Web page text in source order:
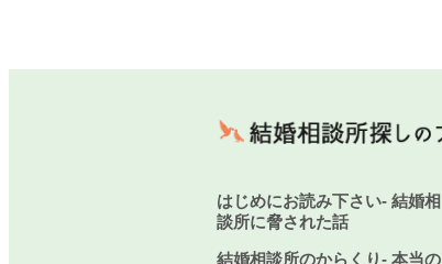
はじめにお読み下さい- 結婚相
談所に脅された話
結婚相談所のからくり- 本当の